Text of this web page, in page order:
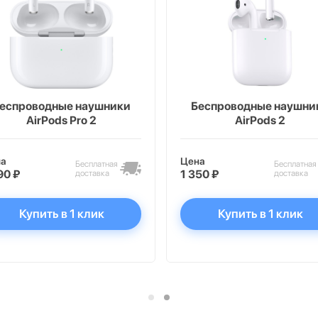
наушники
AirPods Pro 2
₽
Бесплатная
доставка
Купить в 1 клик
Беспроводные
AirPods 2
Цена
1 350 ₽
Бесплатная
доставка
Купить в 1 клик